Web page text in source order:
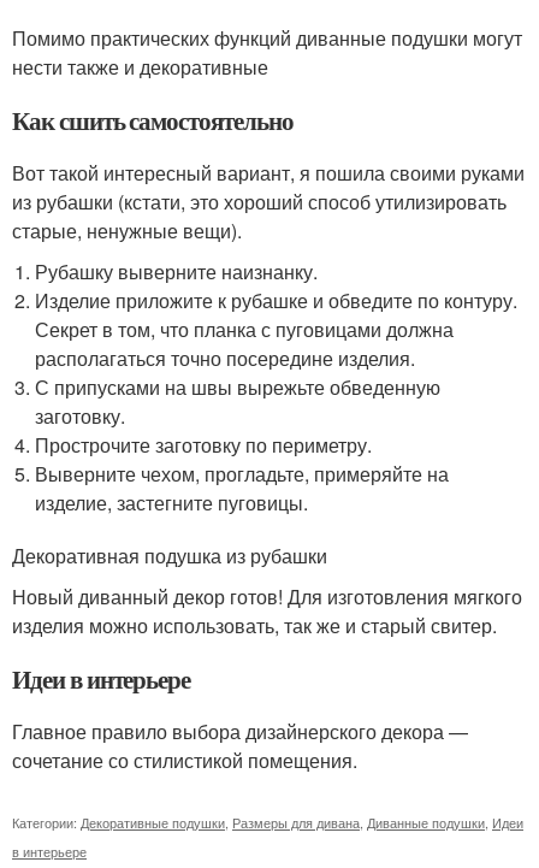
Помимо практических функций диванные подушки могут
нести также и декоративные
Как сшить самостоятельно
Вот такой интересный вариант, я пошила своими руками
из рубашки (кстати, это хороший способ утилизировать
старые, ненужные вещи).
Рубашку выверните наизнанку.
Изделие приложите к рубашке и обведите по контуру.
Секрет в том, что планка с пуговицами должна
располагаться точно посередине изделия.
С припусками на швы вырежьте обведенную
заготовку.
Прострочите заготовку по периметру.
Выверните чехом, прогладьте, примеряйте на
изделие, застегните пуговицы.
Декоративная подушка из рубашки
Новый диванный декор готов! Для изготовления мягкого
изделия можно использовать, так же и старый свитер.
Идеи в интерьере
Главное правило выбора дизайнерского декора —
сочетание со стилистикой помещения.
Категории: Декоративные подушки Размеры для дивана Диванные подушки Идеи
в интерьере